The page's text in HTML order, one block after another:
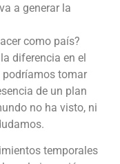
a generar la
como país?
diferencia en el
podríamos tomar
de un plan
no ha visto, ni
temporales